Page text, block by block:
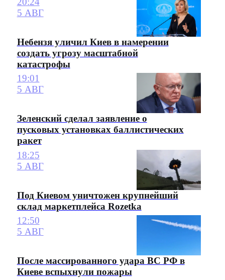
5 АВГ
Небензя уличил Киев в намерении
создать угрозу масштабной
катастрофы
19:01
5 АВГ
Зеленский сделал заявление о
пусковых установках баллистических
ракет
18:25
5 АВГ
Под Киевом уничтожен крупнейший
склад маркетплейса Rozetka
12:50
5 АВГ
После массированного удара ВС РФ в
Киеве вспыхнули пожары